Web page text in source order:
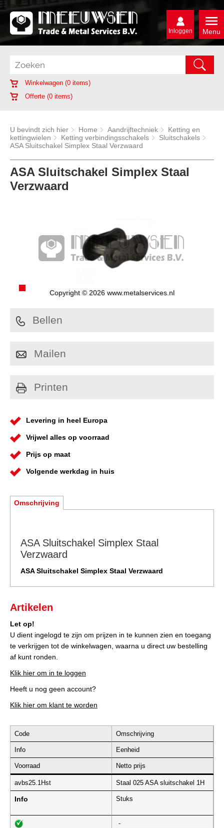
Menu
Inloggen
Winkelwagen (0 items)
Offerte (0 items)
U bevindt zich hier Home Aandrijftechniek
Ketting en
kettingwielen
Ketting verbindingsschakels
Sluitschakels
ASA Sluitschakel Simplex Staal Verzwaard
ASA Sluitschakel Simplex Staal
Verzwaard
Copyright © 2026 www.metalservices.nl
Bellen
Mailen
Printen
Levering in heel Europa
Vrijwel alles op voorraad
Prijs op maat
Volgende werkdag in huis
Omschrijving
ASA Sluitschakel Simplex Staal
Verzwaard
ASA Sluitschakel Simplex Staal Verzwaard
Artikelen
Let op!
U dient ingelogd te zijn om prijzen in te kunnen zien en toegang
te verkrijgen tot de winkelwagen, waarna u direct uw bestelling
af kunt ronden.
Klik hier om in te loggen
Heeft u nog geen account?
Klik hier om klant te worden
Code Omschrijving
Info Eenheid
Voorraad Netto prijs
avbs25.1Hst Staal 025 ASA sluitschakel 1H
Info Stuks
-